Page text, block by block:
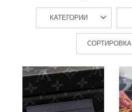
КАТЕГОРИИ
СОРТИРОВКА